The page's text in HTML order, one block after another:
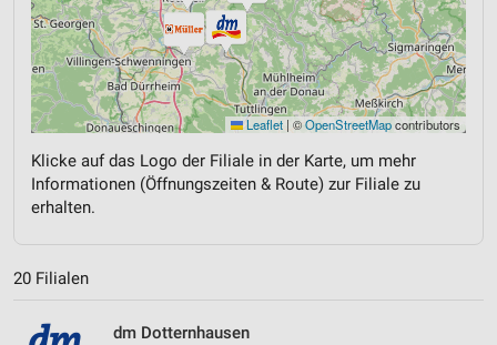
Leaflet | ©OpenStreetMapcontributors
Klicke auf das Logo der Filiale in der Karte, um mehr
Informationen (Öffnungszeiten & Route) zur Filiale zu
erhalten.
20 Filialen
dm Dotternhausen